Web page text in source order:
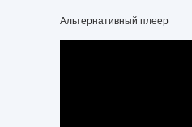
Альтернативный плеер